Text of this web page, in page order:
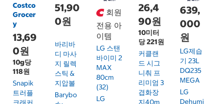
Costco
Grocer
y
13,69
0원
10g당
118원
Snapik
트러플
51,90
0원
바리바
디 마사
지 릴렉
스틱 &
지압볼
Barybo
회원
전용 아
이템
LG 스탠
바이미 2
MAX
80cm
(32)
LG
26,4
90원
10미터
당 221원
커클랜
드 시그
니춰 프
리미엄 3
겹화장
지40m
639,
000
원
LG제습
기 23L
DQ235
MEGA
LG
Dehumi